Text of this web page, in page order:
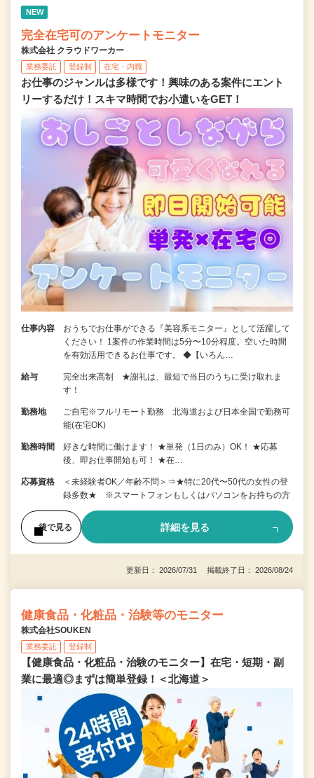
NEW
完全在宅可のアンケートモニター
株式会社 クラウドワーカー
業務委託 登録制 在宅・内職
お仕事のジャンルは多様です！興味のある案件にエント
リーするだけ！スキマ時間でお小遣いをGET！
仕事内容
おうちでお仕事ができる『美容系モニター』として活躍して
ください！ 1案件の作業時間は5分〜10分程度。空いた時間
を有効活用できるお仕事です。 ◆【いろん…
給与
完全出来高制 ★謝礼は、最短で当日のうちに受け取れま
す！
勤務地
ご自宅※フルリモート勤務 北海道および日本全国で勤務可
能(在宅OK)
勤務時間
好きな時間に働けます！ ★単発（1日のみ）OK！ ★応募
後、即お仕事開始も可！ ★在…
応募資格
＜未経験者OK／年齢不問＞⇒★特に20代〜50代の女性の登
録多数★ ※スマートフォンもしくはパソコンをお持ちの方
後で見る 詳細を見る
更新日： 2026/07/31 掲載終了日： 2026/08/24
健康食品・化粧品・治験等のモニター
株式会社SOUKEN
業務委託 登録制
【健康食品・化粧品・治験のモニター】在宅・短期・副
業に最適◎まずは簡単登録！＜北海道＞